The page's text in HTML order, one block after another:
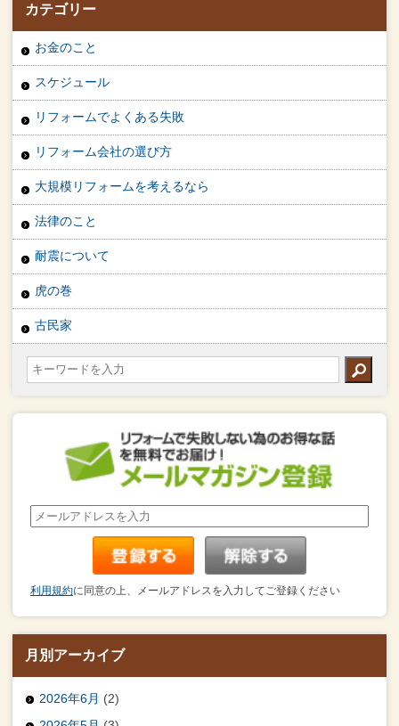
カテゴリー
お金のこと
スケジュール
リフォームでよくある失敗
リフォーム会社の選び方
大規模リフォームを考えるなら
法律のこと
耐震について
虎の巻
古民家
利用規約に同意の上、メールアドレスを入力してご登録ください
月別アーカイブ
2026年6月 (2)